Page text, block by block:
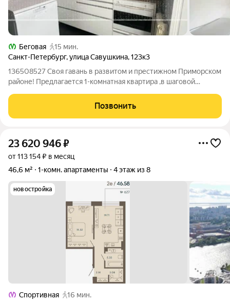
Беговая
15 мин.
Санкт-Петербург,улица Савушкина,123к3
136508527 Своя гавань в развитом и престижном Приморском
районе! Предлагается 1-комнатная квартира ,в шаговой
летия Санкт-Петербурга. Квартира теплая ,уютная, окна во
двор. Лоджия застеклена и
Позвонить
23 620 946₽
от 113 154 ₽ в месяц
46,6 м²
1-комн. апартаменты 4 этаж из 8
новостройка
Спортивная
16 мин.